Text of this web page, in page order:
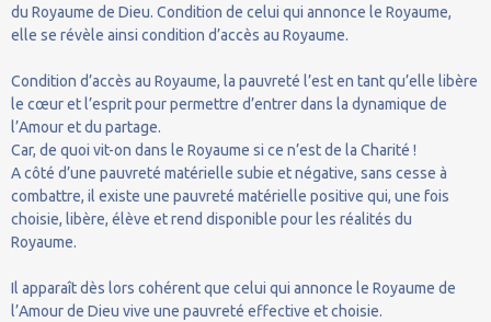
du Royaume de Dieu. Condition de celui qui annonce le Royaume,
elle se révèle ainsi condition d’accès au Royaume.
Condition d’accès au Royaume, la pauvreté l’est en tant qu’elle libère
le cœur et l’esprit pour permettre d’entrer dans la dynamique de
l’Amour et du partage.
Car, de quoi vit-on dans le Royaume si ce n’est de la Charité !
A côté d’une pauvreté matérielle subie et négative, sans cesse à
combattre, il existe une pauvreté matérielle positive qui, une fois
choisie, libère, élève et rend disponible pour les réalités du
Royaume.
Il apparaît dès lors cohérent que celui qui annonce le Royaume de
l’Amour de Dieu vive une pauvreté effective et choisie.